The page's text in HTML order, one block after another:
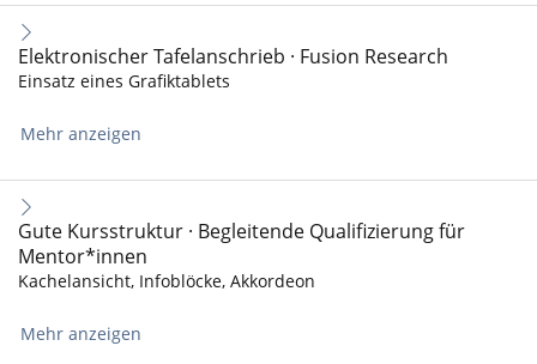
Elektronischer Tafelanschrieb · Fusion Research
Einsatz eines Grafiktablets
Mehr anzeigen
Gute Kursstruktur · Begleitende Qualifizierung für
Mentor*innen
Kachelansicht, Infoblöcke, Akkordeon
Mehr anzeigen